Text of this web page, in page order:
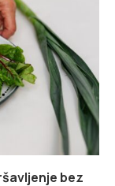
bez